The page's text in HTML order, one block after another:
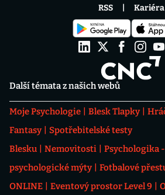
Další témata z našich webů
Moje Psychologie Blesk Tlapky
Fantasy
Spotřebitelské testy
Blesku
Nemovitosti
Psychologika
psychologické mýty
Fotbalové
ONLINE
Eventový prostor Level 9
RSS Kariéra